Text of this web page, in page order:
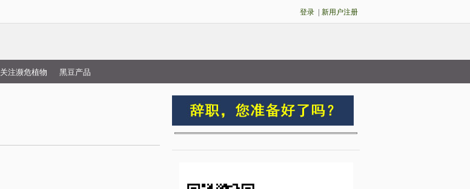
转
要
内
登录 | 新用户注册
关注濒危植物 黑豆产品